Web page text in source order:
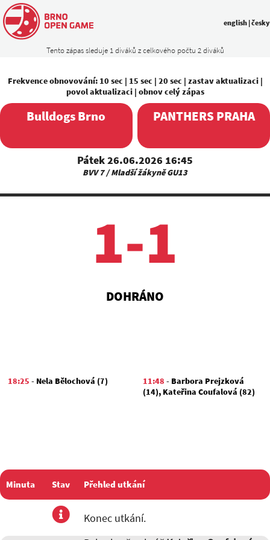
Tento zápas sleduje 1 diváků z celkového počtu 2 diváků
english |česky
Frekvence obnovování: 10 sec | 15 sec | 20 sec | zastav aktualizaci|
povol aktualizaci| obnov celý zápas
Bulldogs Brno
Pátek 26.06.2026 16:45
BVV 7 / Mladší žákyně GU13
PANTHERS PRAHA
1-1
DOHRÁNO
18:25 - Nela Bělochová (7) 11:48 - Barbora Prejzková
(14), Kateřina Coufalová (82)
Minuta Stav Přehled utkání
Konec utkání.